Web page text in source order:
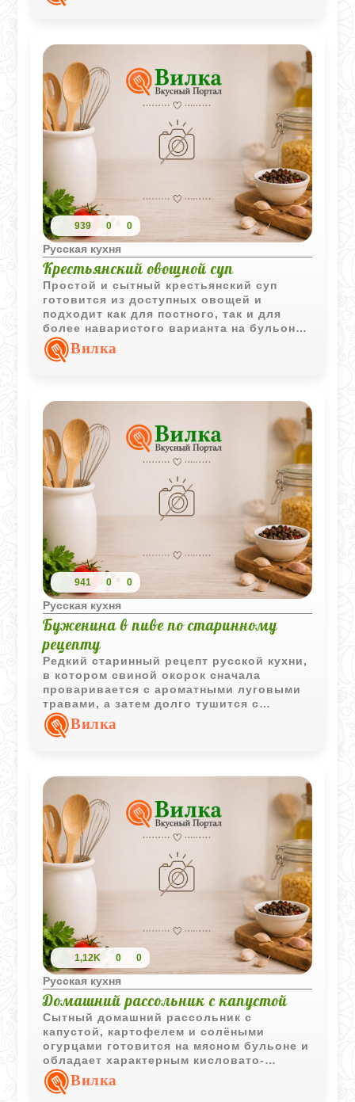
939 0 0
Русская кухня
Крестьянский овощной суп
Простой и сытный крестьянский суп
готовится из доступных овощей и
подходит как для постного, так и для
более наваристого варианта на бульоне.
Блюдо отличается насыщенным
овощным вкусом и домашним ароматом.
Вилка
941 0 0
Русская кухня
Буженина в пиве по старинному
рецепту
Редкий старинный рецепт русской кухни,
в котором свиной окорок сначала
проваривается с ароматными луговыми
травами, а затем долго тушится с
кореньями и пивом. Мясо получается
сочным и насыщенным по вкусу.
Вилка
1,12K 0 0
Русская кухня
Домашний рассольник с капустой
Сытный домашний рассольник с
капустой, картофелем и солёными
огурцами готовится на мясном бульоне и
обладает характерным кисловато-
пряным вкусом. Такой суп отлично
подходит для семейного обеда.
Вилка